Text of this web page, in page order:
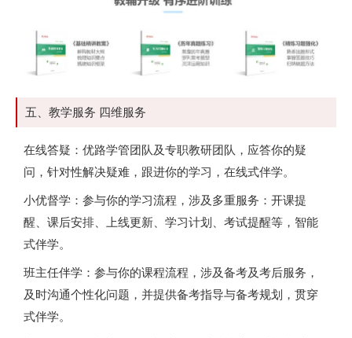
五、教学服务 四维服务
在线答疑：优路学管团队及专职教研团队，应答你的疑
问，针对性解决疑难，跟进你的学习，在线式伴学。
小优督学：参与你的学习流程，涉及多重服务：开课提
醒、课后安排、上线更新、学习计划、考试提醒等，智能
式伴学。
班主任伴学：参与你的课程流程，涉及备考及考后服务，
及时沟通个性化问题，并提供备考指导与备考规划，贯穿
式伴学。